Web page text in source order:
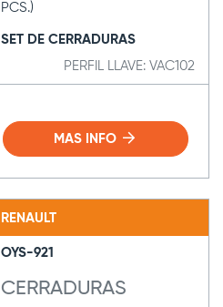
PCS.)
SET DE CERRADURAS
PERFIL LLAVE: VAC102
MAS INFO
RENAULT
OYS-921
CERRADURAS